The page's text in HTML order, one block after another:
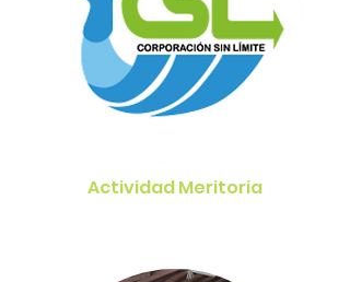
Actividad Meritoria